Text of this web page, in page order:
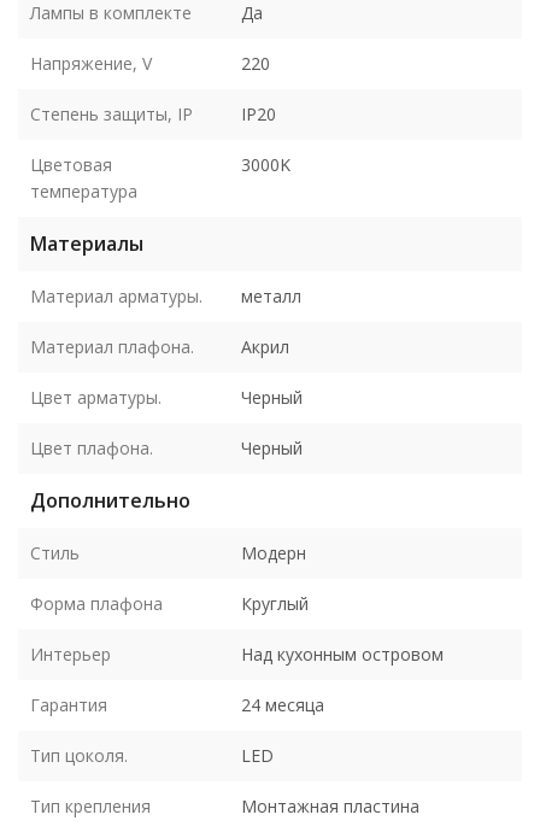
Лампы в комплекте Да
Напряжение, V 220
Степень защиты, IP IP20
Цветовая
температура
3000K
Материалы
Материал арматуры. металл
Материал плафона. Акрил
Цвет арматуры. Черный
Цвет плафона. Черный
Дополнительно
Стиль Модерн
Форма плафона Круглый
Интерьер Над кухонным островом
Гарантия 24 месяца
Тип цоколя. LED
Тип крепления Монтажная пластина